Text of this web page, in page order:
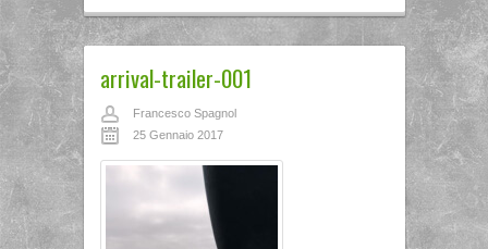
arrival-trailer-001
Francesco Spagnol
25 Gennaio 2017